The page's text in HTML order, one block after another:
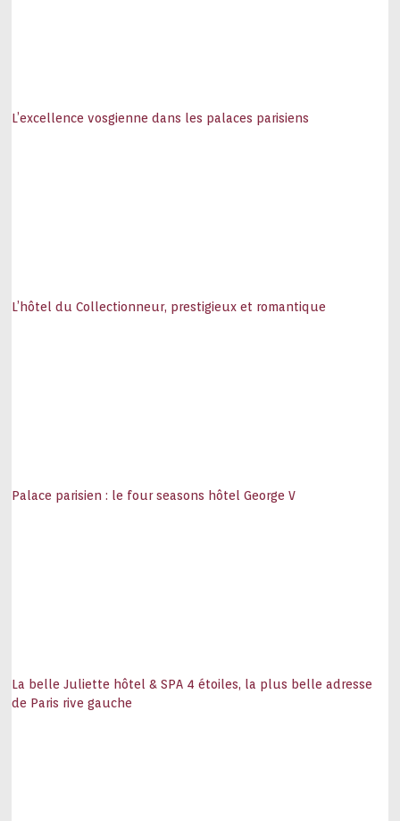
L’excellence vosgienne dans les palaces parisiens
L’hôtel du Collectionneur, prestigieux et romantique
Palace parisien : le four seasons hôtel George V
La belle Juliette hôtel & SPA 4 étoiles, la plus belle adresse
de Paris rive gauche